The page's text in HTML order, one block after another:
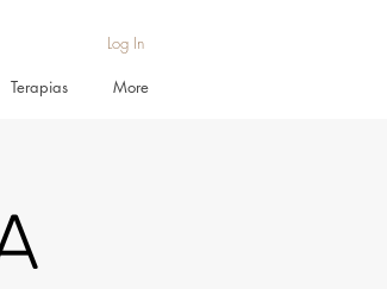
Log In
Terapias More